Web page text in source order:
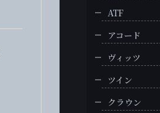
ATF
アコード
ヴィッツ
ツイン
クラウン